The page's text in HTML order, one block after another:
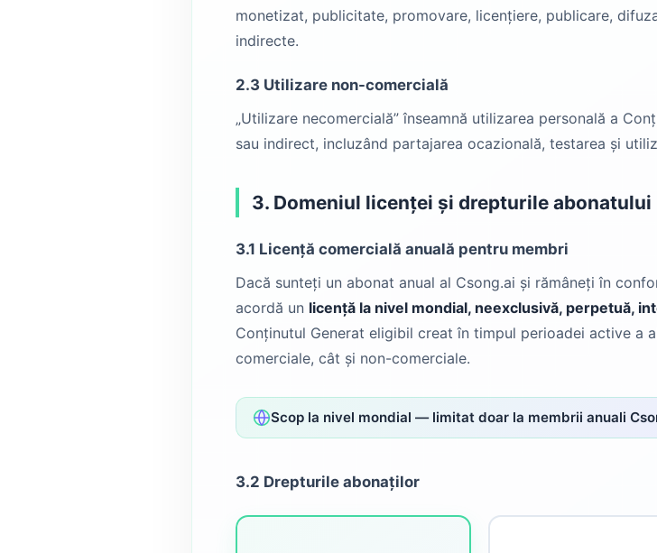
monetizat, publicitate, promovare, licențiere, publicare,
indirecte.
2.3 Utilizare non-comercială
„Utilizare necomercială” înseamnă utilizarea personală a
sau indirect, incluzând partajarea ocazională, testarea și
3. Domeniul licenței și drepturile abonatului
3.1 Licență comercială anuală pentru membri
Dacă sunteți un abonat anual al Csong.ai și rămâneți în
acordă un licență la nivel mondial, neexclusivă, perpetuă,
Conținutul Generat eligibil creat în timpul perioadei active a
comerciale, cât și non-comerciale.
Scop la nivel mondial — limitat doar la membrii anuali
3.2 Drepturile abonaților